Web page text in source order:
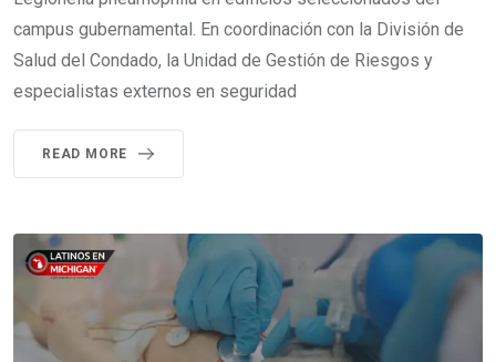
campus gubernamental. En coordinación con la División de
Salud del Condado, la Unidad de Gestión de Riesgos y
especialistas externos en seguridad
READ MORE